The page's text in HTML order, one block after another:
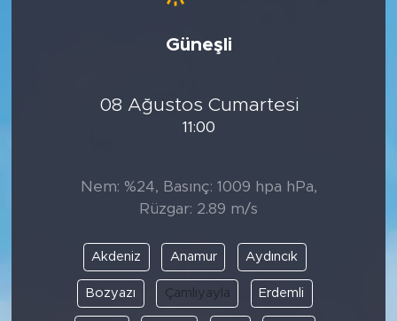
Güneşli
08 Ağustos Cumartesi
11:00
Nem: %24, Basınç: 1009 hpa hPa,
Rüzgar: 2.89 m/s
Akdeniz Anamur Aydıncık
Bozyazı Çamlıyayla Erdemli